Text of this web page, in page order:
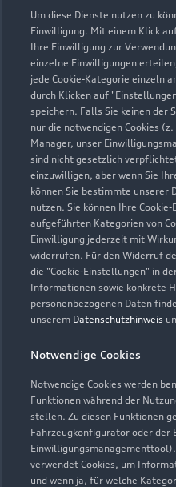
Um diese Dienste nutzen zu
Einwilligung. Mit einem Klick
Ihre Einwilligung zur
einzelne Einwilligungen
jede Cookie-Kategorie einzeln
durch Klicken auf
speichern. Falls Sie keinen der
nur die notwendigen Cookies
Manager, unser
sind nicht gesetzlich
einzuwilligen, aber wenn Sie
können Sie bestimmte unserer
nutzen. Sie können Ihre
aufgeführten Kategorien von
Einwilligung jederzeit mit
widerrufen. Für den Widerruf
die "Cookie-Einstellungen" in
Informationen sowie konkrete
personenbezogenen Daten
unserem Datenschutzhinweis
Notwendige Cookies
Notwendige Cookies werden
Funktionen während der
stellen. Zu diesen Funktionen
Fahrzeugkonfigurator oder der
verwendet Cookies, um
und wenn ja, für welche
Weilheimer Straße
82418 Murnau
08841 610061
info@auto-ortner-
Kontaktdaten
Öffnungszeiten
Service
Geschlossen,